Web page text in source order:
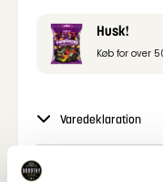
Hindbærrenes
balance til den
afrundede smag.
Produktet egner
hverdagen, til
Husk!
Køb for over
Varedeklaration